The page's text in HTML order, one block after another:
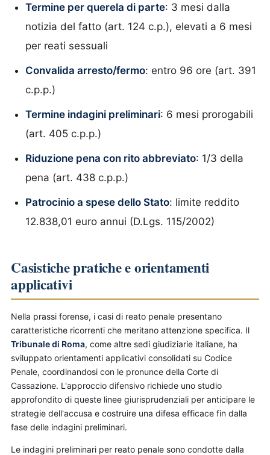
Termine per querela di parte: 3 mesi dalla
notizia del fatto (art. 124 c.p.), elevati a 6 mesi
per reati sessuali
Convalida arresto/fermo: entro 96 ore (art. 391
c.p.p.)
Termine indagini preliminari: 6 mesi prorogabili
(art. 405 c.p.p.)
Riduzione pena con rito abbreviato: 1/3 della
pena (art. 438 c.p.p.)
Patrocinio a spese dello Stato: limite reddito
12.838,01 euro annui (D.Lgs. 115/2002)
Casistiche pratiche e orientamenti
applicativi
Nella prassi forense, i casi di reato penale presentano
caratteristiche ricorrenti che meritano attenzione specifica. Il
Tribunale di Roma, come altre sedi giudiziarie italiane, ha
sviluppato orientamenti applicativi consolidati su Codice
Penale, coordinandosi con le pronunce della Corte di
Cassazione. L'approccio difensivo richiede uno studio
approfondito di queste linee giurisprudenziali per anticipare le
strategie dell'accusa e costruire una difesa efficace fin dalla
fase delle indagini preliminari.
Le indagini preliminari per reato penale sono condotte dalla